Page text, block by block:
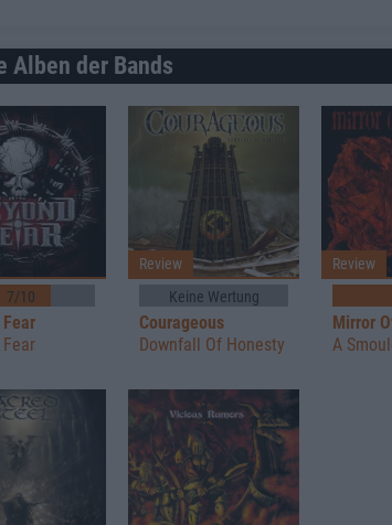
Alben der Bands
7/10 Keine Wertung
Review
Courageous
Downfall Of Honesty
Review
Mirror
A